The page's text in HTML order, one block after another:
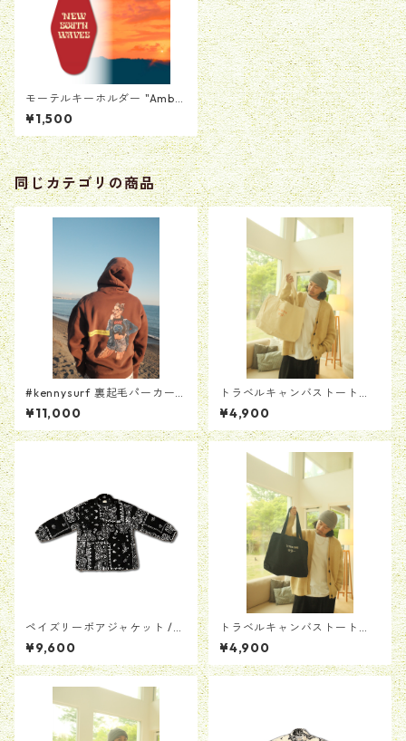
モーテルキーホルダー "Ambe
r Sky"
¥1,500
同じカテゴリの商品
#kennysurf 裏起毛パーカー
[ブラウン]
¥11,000
トラベルキャンバストート
【ホワイト】
¥4,900
ペイズリーボアジャケット /
ブラック
¥9,600
トラベルキャンバストート
【ブラック】
¥4,900